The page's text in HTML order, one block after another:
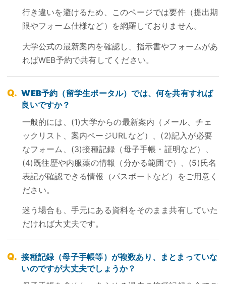
行き違いを避けるため、このページでは要件（提出期
限やフォーム仕様など）を網羅しておりません。
大学公式の最新案内を確認し、指示書やフォームがあ
ればWEB予約で共有してください。
WEB予約（留学生ポータル）では、何を共有すれば
良いですか？
一般的には、(1)大学からの最新案内（メール、チェ
ックリスト、案内ページURLなど）、(2)記入が必要
なフォーム、(3)接種記録（母子手帳・証明など）、
(4)既往歴や内服薬の情報（分かる範囲で）、(5)氏名
表記が確認できる情報（パスポートなど）をご用意く
ださい。
迷う場合も、手元にある資料をそのまま共有していた
だければ大丈夫です。
接種記録（母子手帳等）が複数あり、まとまっていな
いのですが大丈夫でしょうか？